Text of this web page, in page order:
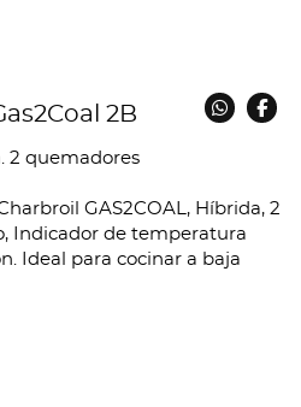
2B
2 quemadores
GAS2COAL, Híbrida, 2
Indicador de temperatura
Ideal para cocinar a baja